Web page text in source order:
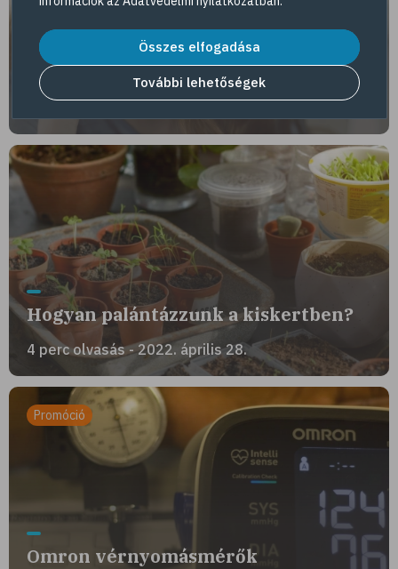
Ne fájjon a fejünk!
Hogyan palántázzunk a kiskertben?
4 perc olvasás - 2022. április 28.
Omron vérnyomásmérők
Promóció
Összes elfogadása
További lehetőségek